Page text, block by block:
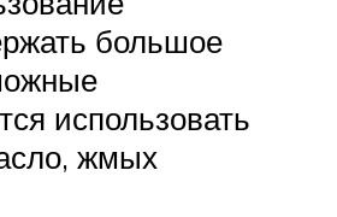
большое
использовать
жмых